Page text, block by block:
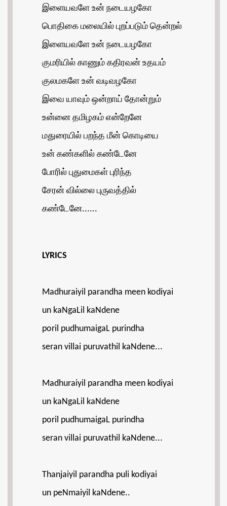
இளையவளே உன் நடையழகோ
பொதிகை மலையில் புறப்படும் தென்றல்
இளையவளே உன் நடையழகோ
குமரியில் காணும் கதிரவன் உதயம்
குலமகளே உன் வடிவழகோ
இவை யாவும் ஒன்றாய் தோன்றும்
உன்னை தமிழகம் என்றேனே
மதுரையில் பறந்த மீன் கொடியை
உன் கண்களில் கண்டேனே
போரில் புதுமைகள் புரிந்த
சேரன் வில்லை புருவத்தில்
கண்டேனே......
LYRICS
Madhuraiyil parandha meen kodiyai
un kaNgaLil kaNdene
poril pudhumaigaL purindha
seran villai puruvathil kaNdene...
Madhuraiyil parandha meen kodiyai
un kaNgaLil kaNdene
poril pudhumaigaL purindha
seran villai puruvathil kaNdene...
Thanjaiyil parandha puli kodiyai
un peNmaiyil kaNdene..